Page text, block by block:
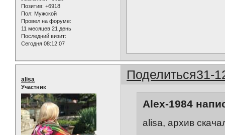
Позитив: +6918
Пол: Мужской
Провел на форуме:
11 месяцев 21 день
Последний визит:
Сегодня 08:12:07
Поделиться31-
alisa
Участник
Alex-1984
alisa, архив